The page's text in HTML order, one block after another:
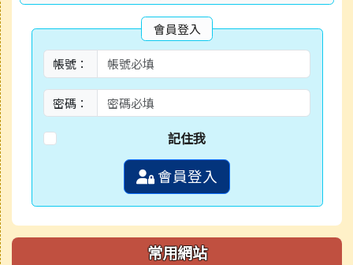
會員登入
帳號：
密碼：
記住我
會員登入
常用網站